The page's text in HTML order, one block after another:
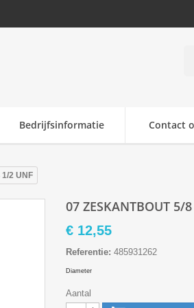
Bedrijfsinformatie Contact
2 UNF
07 ZESKANTBOUT 5/
€ 12,55
Referentie: 485931262
Diameter
Aantal